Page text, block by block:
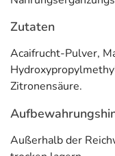
Zutaten
Acaifrucht-Pulver,
Zitronensäure.
Außerhalb der